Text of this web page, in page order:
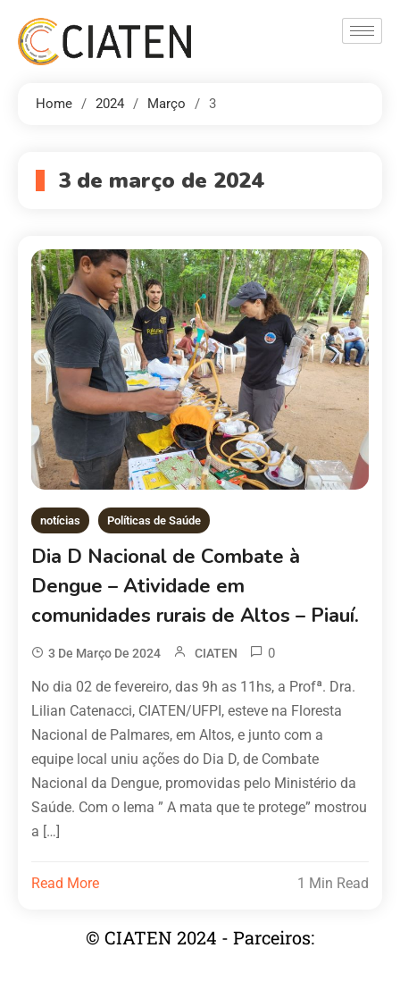
Home 2024 Março 3
3 de março de 2024
notícias Políticas de Saúde
Dia D Nacional de Combate à
Dengue – Atividade em
comunidades rurais de Altos – Piauí.
3 De Março De 2024 CIATEN 0
No dia 02 de fevereiro, das 9h as 11hs, a Profª. Dra.
Lilian Catenacci, CIATEN/UFPI, esteve na Floresta
Nacional de Palmares, em Altos, e junto com a
equipe local uniu ações do Dia D, de Combate
Nacional da Dengue, promovidas pelo Ministério da
Saúde. Com o lema ” A mata que te protege” mostrou
a […]
Read More 1 Min Read
© CIATEN 2024 - Parceiros: